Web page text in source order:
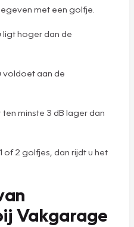
met een golfje.
ligt hoger dan de
voldoet aan de
minste 3 dB lager dan
of 2 golfjes, dan rijdt u het
Vakgarage